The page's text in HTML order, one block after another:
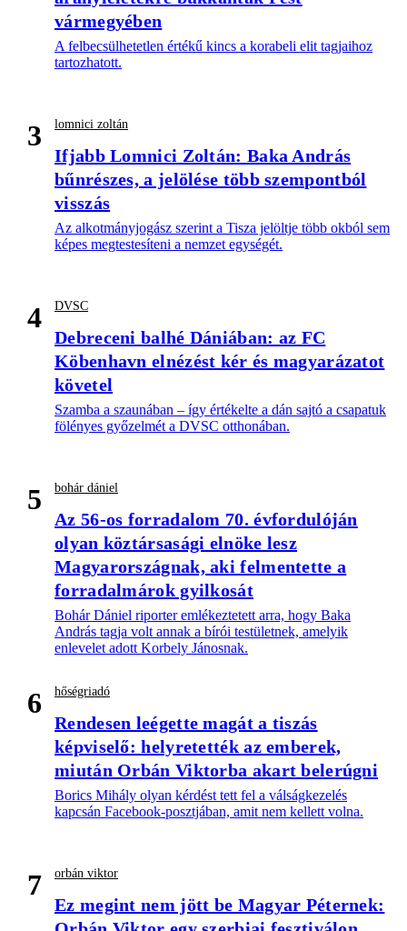
vármegyében
A felbecsülhetetlen értékű kincs a korabeli elit tagjaihoz
tartozhatott.
3 lomnici zoltán
Ifjabb Lomnici Zoltán: Baka András
bűnrészes, a jelölése több szempontból
visszás
Az alkotmányjogász szerint a Tisza jelöltje több okból sem
képes megtestesíteni a nemzet egységét.
4 DVSC
Debreceni balhé Dániában: az FC
Köbenhavn elnézést kér és magyarázatot
követel
Szamba a szaunában – így értékelte a dán sajtó a csapatuk
fölényes győzelmét a DVSC otthonában.
5 bohár dániel
Az 56-os forradalom 70. évfordulóján
olyan köztársasági elnöke lesz
Magyarországnak, aki felmentette a
forradalmárok gyilkosát
Bohár Dániel riporter emlékeztetett arra, hogy Baka
András tagja volt annak a bírói testületnek, amelyik
enlevelet adott Korbely Jánosnak.
6 hőségriadó
Rendesen leégette magát a tiszás
képviselő: helyretették az emberek,
miután Orbán Viktorba akart belerúgni
Borics Mihály olyan kérdést tett fel a válságkezelés
kapcsán Facebook-posztjában, amit nem kellett volna.
7 orbán viktor
Ez megint nem jött be Magyar Péternek: